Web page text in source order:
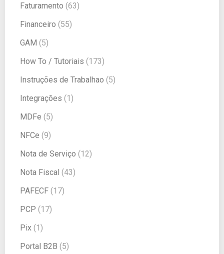
Faturamento (63)
Financeiro (55)
GAM (5)
How To / Tutoriais (173)
Instruções de Trabalhao (5)
Integrações (1)
MDFe (5)
NFCe (9)
Nota de Serviço (12)
Nota Fiscal (43)
PAFECF (17)
PCP (17)
Pix (1)
Portal B2B (5)